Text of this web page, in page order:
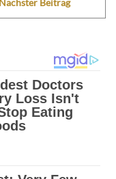
Nächster Beitrag